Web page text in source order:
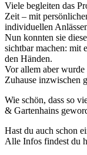
Viele begleiten das
Zeit – mit
individuellen
Nun konnten sie
sichtbar machen: mit
den Händen.
Vor allem aber wurde
Zuhause inzwischen
Wie schön, dass so
& Gartenhains
Hast du auch schon
Alle Infos findest du